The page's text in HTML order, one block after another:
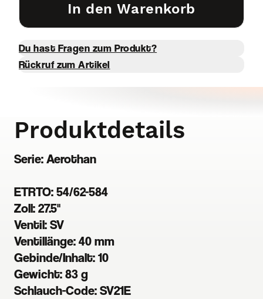
In den Warenkorb
Du hast Fragen zum Produkt?
Rückruf zum Artikel
Produktdetails
Serie: Aerothan
ETRTO: 54/62-584
Zoll: 27.5"
Ventil: SV
Ventillänge: 40 mm
Gebinde/Inhalt: 10
Gewicht: 83 g
Schlauch-Code: SV21E